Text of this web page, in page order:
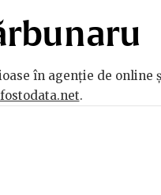
în agenție de online
.